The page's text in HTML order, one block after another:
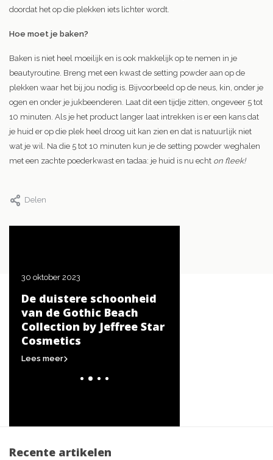
doordat het op die plekken iets lichter wordt.
Hoe moet je baken?
Baken is niet heel moeilijk en is ook makkelijk op te nemen in je
beautyroutine. Breng met een kwast de setting powder aan op de
plekken waar het bij jou nodig is. Bijvoorbeeld op de neus, kin, onder je
ogen en onder je jukbeenderen. Laat dit een tijdje zitten, ongeveer 5 tot
10 minuten. Als je het product langer laat intrekken is er een kans dat
je huid er op die plek heel droog uit kan zien en dat is natuurlijk niet
wat je wil. Na die 5 tot 10 minuten kun je de setting powder weghalen
met een zachte poederkwast en tadaa: je huid is nu echt on fleek!
Delen
30 oktober 2023
De duistere schoonheid
van de Gothic Beach
Collection by Jeffree Star
Cosmetics
Lees meer
Recente artikelen